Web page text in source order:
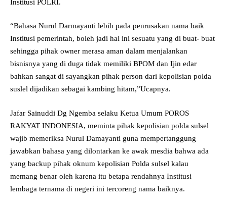
Institusi POLRI.
“Bahasa Nurul Darmayanti lebih pada penrusakan nama baik
Institusi pemerintah, boleh jadi hal ini sesuatu yang di buat- buat
sehingga pihak owner merasa aman dalam menjalankan
bisnisnya yang di duga tidak memiliki BPOM dan Ijin edar
bahkan sangat di sayangkan pihak person dari kepolisian polda
suslel dijadikan sebagai kambing hitam,”Ucapnya.
Jafar Sainuddi Dg Ngemba selaku Ketua Umum POROS
RAKYAT INDONESIA, meminta pihak kepolisian polda sulsel
wajib memeriksa Nurul Damayanti guna mempertanggung
jawabkan bahasa yang dilontarkan ke awak mesdia bahwa ada
yang backup pihak oknum kepolisian Polda sulsel kalau
memang benar oleh karena itu betapa rendahnya Institusi
lembaga ternama di negeri ini tercoreng nama baiknya.